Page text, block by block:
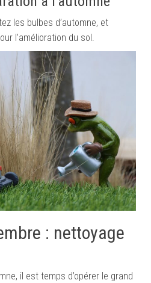
les bulbes d’automne, et
l’amélioration du sol.
: nettoyage
il est temps d’opérer le grand